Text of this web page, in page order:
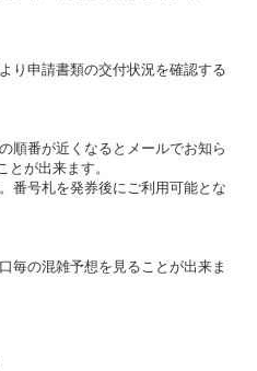
り申請書類の交付状況を確認する
番が近くなるとメールでお知ら
が出来ます。
番号札を発券後にご利用可能とな
の混雑予想を見ることが出来ま